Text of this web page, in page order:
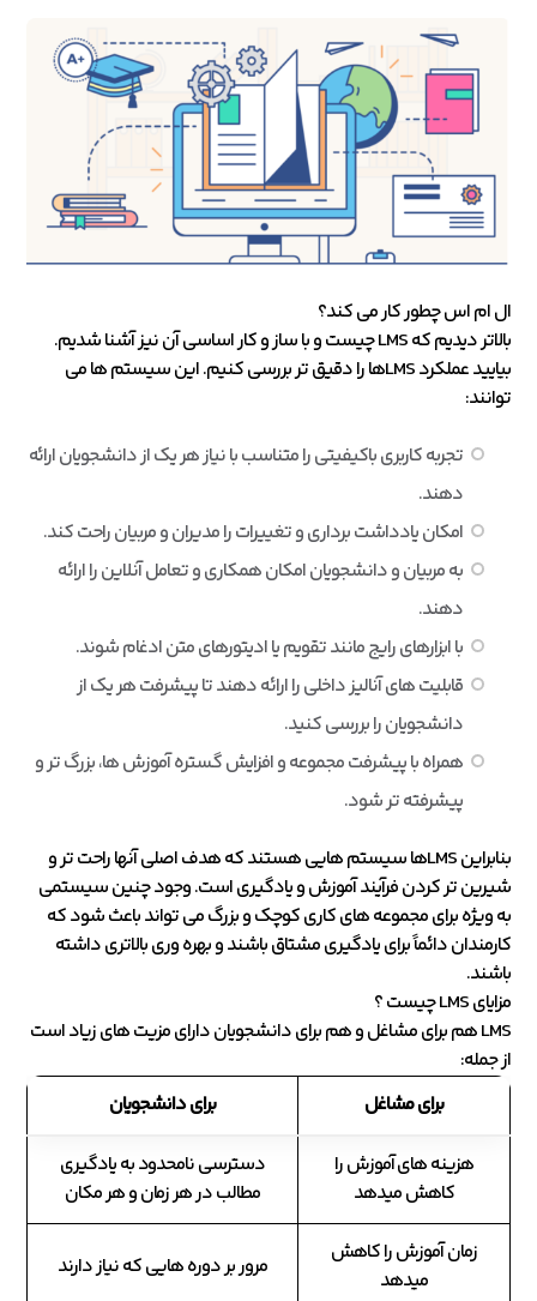
ال ام اس چطور کار می کند؟
بالاتر دیدیم که LMS چیست و با ساز و کار اساسی آن نیز آشنا شدیم.
بیایید عملکرد LMSها را دقیق تر بررسی کنیم. این سیستم ها می
توانند:
تجربه کاربری باکیفیتی را متناسب با نیاز هر یک از دانشجویان ارائه
دهند.
امکان یادداشت برداری و تغییرات را مدیران و مربیان راحت کند.
به مربیان و دانشجویان امکان همکاری و تعامل آنلاین را ارائه
دهند.
با ابزارهای رایج مانند تقویم یا ادیتورهای متن ادغام شوند.
قابلیت های آنالیز داخلی را ارائه دهند تا پیشرفت هر یک از
دانشجویان را بررسی کنید.
همراه با پیشرفت مجموعه و افزایش گستره آموزش ها، بزرگ تر و
پیشرفته تر شود.
بنابراین LMSها سیستم هایی هستند که هدف اصلی آنها راحت تر و
شیرین تر کردن فرآیند آموزش و یادگیری است. وجود چنین سیستمی
به ویژه برای مجموعه های کاری کوچک و بزرگ می تواند باعث شود که
کارمندان دائماً برای یادگیری مشتاق باشند و بهره وری بالاتری داشته
باشند.
مزایای LMS چیست ؟
LMS هم برای مشاغل و هم برای دانشجویان دارای مزیت های زیاد است
از جمله:
برای مشاغل
برای دانشجویان
هزینه های آموزش را
کاهش میدهد
دسترسی نامحدود به یادگیری
مطالب در هر زمان و هر مکان
زمان آموزش را کاهش
میدهد
مرور بر دوره هایی که نیاز دارند